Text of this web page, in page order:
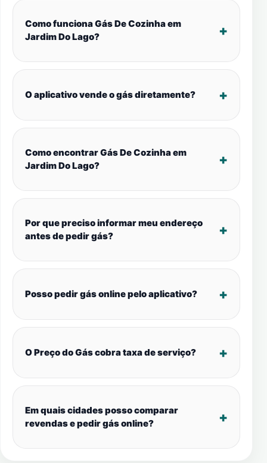
Como funciona Gás De Cozinha em
Jardim Do Lago?
O aplicativo vende o gás diretamente?
Como encontrar Gás De Cozinha em
Jardim Do Lago?
Por que preciso informar meu endereço
antes de pedir gás?
Posso pedir gás online pelo aplicativo?
O Preço do Gás cobra taxa de serviço?
Em quais cidades posso comparar
revendas e pedir gás online?